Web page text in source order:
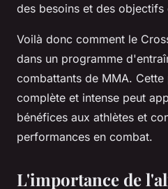
des besoins et des
Voilà donc comment le
dans un programme
combattants de MMA.
complète et intense peut
bénéfices aux athlètes et
performances en combat.
L'importance de